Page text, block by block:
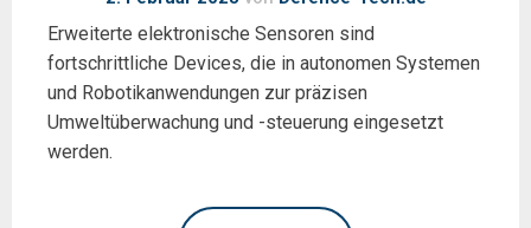
Erweiterte elektronische Sensoren sind
fortschrittliche Devices, die in autonomen Systemen
und Robotikanwendungen zur präzisen
Umweltüberwachung und -steuerung eingesetzt
werden.